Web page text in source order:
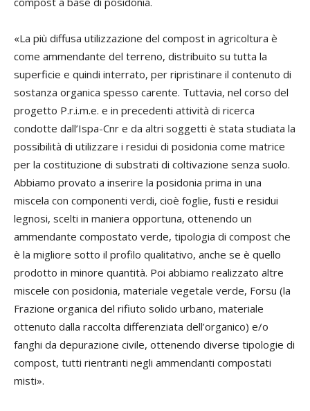
«La più diffusa utilizzazione del compost in agricoltura è
come ammendante del terreno, distribuito su tutta la
superficie e quindi interrato, per ripristinare il contenuto di
sostanza organica spesso carente. Tuttavia, nel corso del
progetto P.r.i.m.e. e in precedenti attività di ricerca
condotte dall’Ispa-Cnr e da altri soggetti è stata studiata la
possibilità di utilizzare i residui di posidonia come matrice
per la costituzione di substrati di coltivazione senza suolo.
Abbiamo provato a inserire la posidonia prima in una
miscela con componenti verdi, cioè foglie, fusti e residui
legnosi, scelti in maniera opportuna, ottenendo un
ammendante compostato verde, tipologia di compost che
è la migliore sotto il profilo qualitativo, anche se è quello
prodotto in minore quantità. Poi abbiamo realizzato altre
miscele con posidonia, materiale vegetale verde, Forsu (la
Frazione organica del rifiuto solido urbano, materiale
ottenuto dalla raccolta differenziata dell’organico) e/o
fanghi da depurazione civile, ottenendo diverse tipologie di
compost, tutti rientranti negli ammendanti compostati
misti».